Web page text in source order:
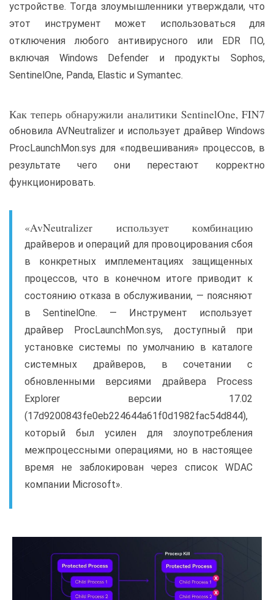
устройстве. Тогда злоумышленники утверждали, что
этот инструмент может использоваться для
отключения любого антивирусного или EDR ПО,
включая Windows Defender и продукты Sophos,
SentinelOne, Panda, Elastic и Symantec.
Как теперь обнаружили аналитики SentinelOne, FIN7
обновила AVNeutralizer и использует драйвер Windows
ProcLaunchMon.sys для «подвешивания» процессов, в
результате чего они перестают корректно
функционировать.
«AvNeutralizer использует комбинацию
драйверов и операций для провоцирования сбоя
в конкретных имплементациях защищенных
процессов, что в конечном итоге приводит к
состоянию отказа в обслуживании, — поясняют
в SentinelOne. — Инструмент использует
драйвер ProcLaunchMon.sys, доступный при
установке системы по умолчанию в каталоге
системных драйверов, в сочетании с
обновленными версиями драйвера Process
Explorer версии 17.02
(17d9200843fe0eb224644a61f0d1982fac54d844),
который был усилен для злоупотребления
межпроцессными операциями, но в настоящее
время не заблокирован через список WDAC
компании Microsoft».